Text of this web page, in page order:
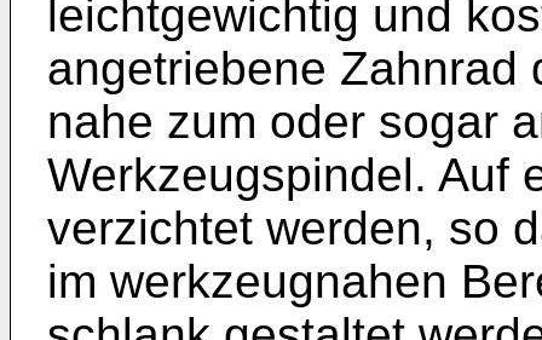
leichtgewichtig und
angetriebene Zahnrad
nahe zum oder sogar
Werkzeugspindel. Auf
verzichtet werden, so
im werkzeugnahen